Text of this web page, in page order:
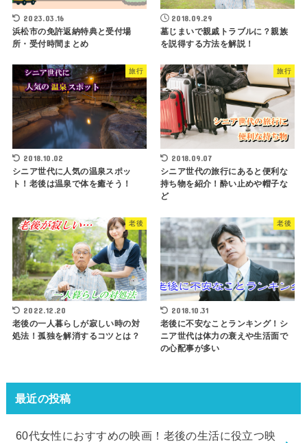
2023.03.16
浜松市の免許返納特典と受付場
所・受付時間まとめ
2018.09.29
墓じまいで親戚トラブルに？親族
を説得する方法を解説！
旅行
2018.10.02
シニア世代に人気の温泉スポッ
ト！老後は温泉で体を癒そう！
旅行
2018.09.07
シニア世代の旅行にあると便利な
持ち物を紹介！酔い止めや帽子な
ど
老後
2022.12.20
老後の一人暮らしが寂しい時の対
処法！孤独を解消するコツとは？
老後
2018.10.31
老後に不安なことランキング！シ
ニア世代は体力の衰えや生活面で
の心配事が多い
最近の投稿
60代女性におすすめの映画！老後の生活に役立つ映